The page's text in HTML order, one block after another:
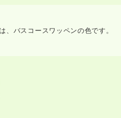
バスコースワッペンの色です。